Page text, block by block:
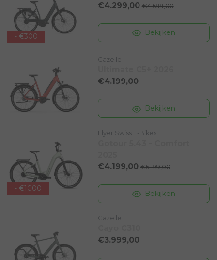
- €300
€4.299,00 €4.599,00
Bekijken
Gazelle
€4.199,00
Bekijken
- €1000
Flyer Swiss E-Bikes
€4.199,00 €5.199,00
Bekijken
Gazelle
€3.999,00